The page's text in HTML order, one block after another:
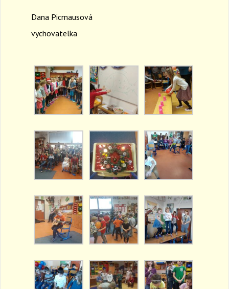
Dana Picmausová
vychovatelka